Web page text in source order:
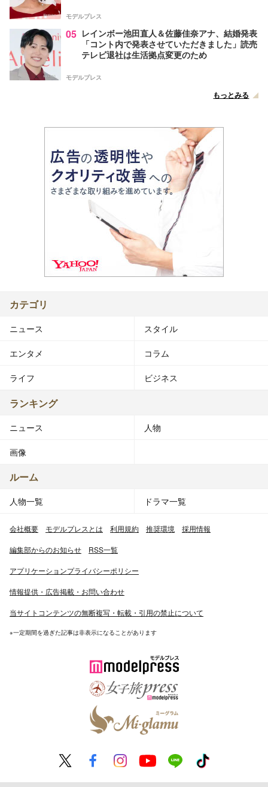
モデルプレス
05 レインボー池田直人＆佐藤佳奈アナ、結婚発表
「コント内で発表させていただきました」読売
テレビ退社は生活拠点変更のため
モデルプレス
もっとみる
カテゴリ
ニュース スタイル
エンタメ コラム
ライフ ビジネス
ランキング
ニュース 人物
画像
ルーム
人物一覧 ドラマ一覧
会社概要 モデルプレスとは 利用規約 推奨環境 採用情報
編集部からのお知らせ RSS一覧
アプリケーションプライバシーポリシー
情報提供・広告掲載・お問い合わせ
当サイトコンテンツの無断複写・転載・引用の禁止について
※一定期間を過ぎた記事は非表示になることがあります